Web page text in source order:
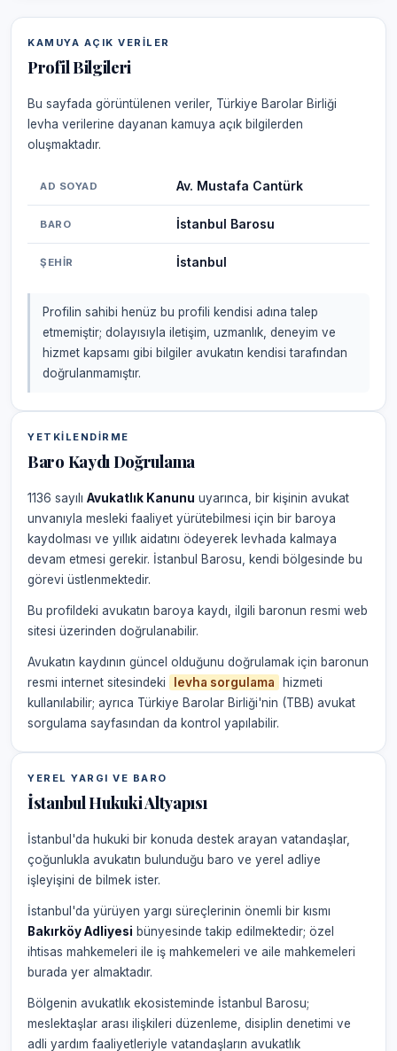
KAMUYA AÇIK VERILER
Profil Bilgileri
Bu sayfada görüntülenen veriler, Türkiye Barolar Birliği
levha verilerine dayanan kamuya açık bilgilerden
oluşmaktadır.
AD SOYAD Av. Mustafa Cantürk
BARO İstanbul Barosu
ŞEHIR İstanbul
Profilin sahibi henüz bu profili kendisi adına talep
etmemiştir; dolayısıyla iletişim, uzmanlık, deneyim ve
hizmet kapsamı gibi bilgiler avukatın kendisi tarafından
doğrulanmamıştır.
YETKILENDIRME
Baro Kaydı Doğrulama
1136 sayılı Avukatlık Kanunu uyarınca, bir kişinin avukat
unvanıyla mesleki faaliyet yürütebilmesi için bir baroya
kaydolması ve yıllık aidatını ödeyerek levhada kalmaya
devam etmesi gerekir. İstanbul Barosu, kendi bölgesinde bu
görevi üstlenmektedir.
Bu profildeki avukatın baroya kaydı, ilgili baronun resmi web
sitesi üzerinden doğrulanabilir.
Avukatın kaydının güncel olduğunu doğrulamak için baronun
resmi internet sitesindeki
levha sorgulama
hizmeti
kullanılabilir; ayrıca Türkiye Barolar Birliği'nin (TBB) avukat
sorgulama sayfasından da kontrol yapılabilir.
YEREL YARGI VE BARO
İstanbul Hukuki Altyapısı
İstanbul'da hukuki bir konuda destek arayan vatandaşlar,
çoğunlukla avukatın bulunduğu baro ve yerel adliye
işleyişini de bilmek ister.
İstanbul'da yürüyen yargı süreçlerinin önemli bir kısmı
Bakırköy Adliyesi bünyesinde takip edilmektedir; özel
ihtisas mahkemeleri ile iş mahkemeleri ve aile mahkemeleri
burada yer almaktadır.
Bölgenin avukatlık ekosisteminde İstanbul Barosu;
meslektaşlar arası ilişkileri düzenleme, disiplin denetimi ve
adli yardım faaliyetleriyle vatandaşların avukatlık